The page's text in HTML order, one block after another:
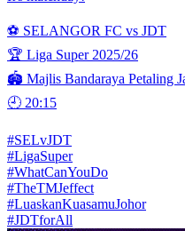
⚽ SELANGOR FC vs JDT
🏆 Liga Super 2025/26
🏟 Majlis Bandaraya Petaling
🕘 20:15
#SELvJDT
#LigaSuper
#WhatCanYouDo
#TheTMJeffect
#LuaskanKuasamuJohor
#JDTforAll